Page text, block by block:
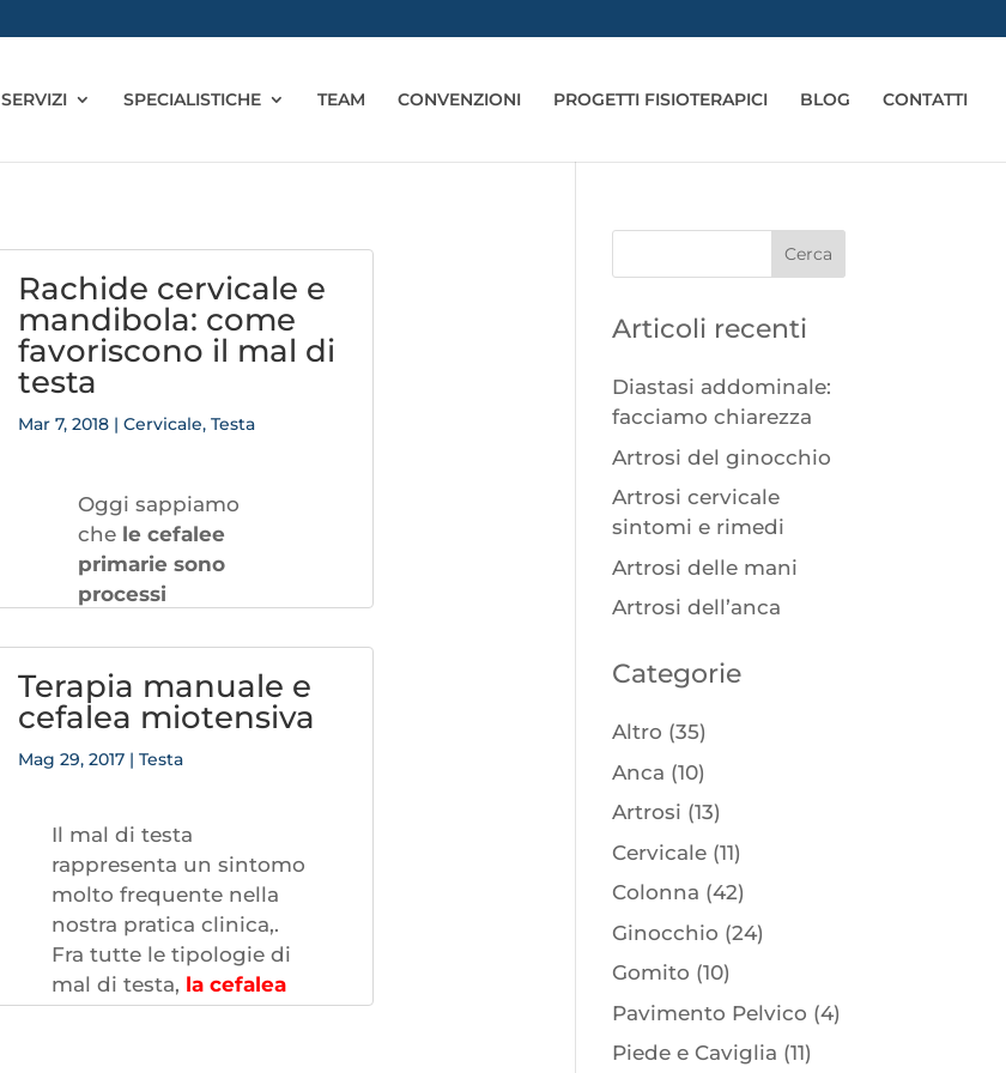
SERVIZI SPECIALISTICHE TEAM CONVENZIONI PROGETTI FISIOTERAPICI BLOG CONTATTI
Rachide cervicale e
mandibola: come
favoriscono il mal di
testa
Mar 7, 2018 |Cervicale,Testa
Oggi sappiamo
che le cefalee
primarie sono
processi
sviluppo ed
evoluzione
contribuiscono vari
genetica, lo stress
stanchezza, stress
emotivi o
psicologici, l’abuso
o uso improprio di
medicinali, gli
alimenti, la
sedentarietà, il
Terapia manuale e
cefalea miotensiva
Mag 29, 2017 |Testa
Il mal di testa
rappresenta un sintomo
molto frequente nella
nostra pratica clinica,.
Fra tutte le tipologie di
mal di testa, la cefalea
mio tensiva o tension-
Articoli recenti
Diastasi addominale:
facciamo chiarezza
Artrosi del ginocchio
Artrosi cervicale
sintomi e rimedi
Artrosi delle mani
Artrosi dell’anca
Categorie
Altro (35)
Anca (10)
Artrosi (13)
Cervicale (11)
Colonna (42)
Ginocchio (24)
Gomito (10)
Pavimento Pelvico (4)
Piede e Caviglia (11)